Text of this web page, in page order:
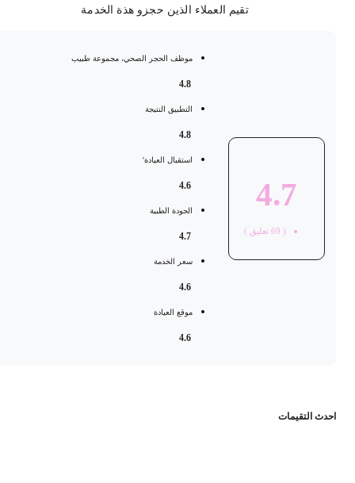
تقيم العملاء الذين حجزو هذة الخدمة
4.7
69 تعليق )
موظف الحجر الصحي، مجموعة طبيب
التطبيق النتيجة
استقبال العيادة'
الجودة الطبية
سعر الخدمة
موقع العيادة
التقيمات